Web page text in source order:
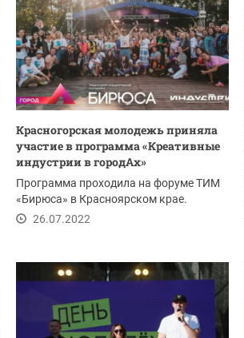
Красногорская молодежь приняла
участие в программа «Креативные
индустрии в городАх»
Программа проходила на форуме ТИМ
«Бирюса» в Красноярском крае.
26.07.2022